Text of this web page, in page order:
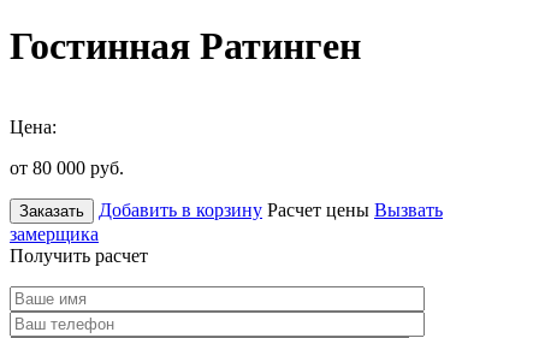
Гостинная Ратинген
Цена:
от 80 000 руб.
Заказать Добавить в корзину Расчет цены Вызвать
замерщика
Получить расчет